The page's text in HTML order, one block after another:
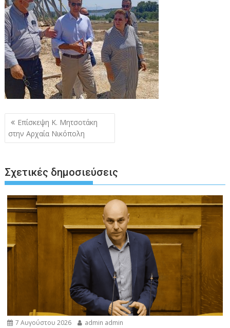
Πλοήγηση
άρθρων
Επίσκεψη Κ. Μητσοτάκη
στην Αρχαία Νικόπολη
Σχετικές δημοσιεύσεις
7 Αυγούστου 2026 admin admin